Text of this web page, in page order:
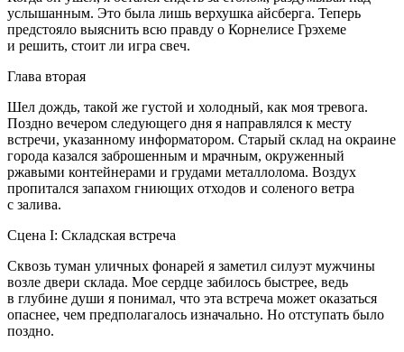
услышанным. Это была лишь верхушка айсберга. Теперь
предстояло выяснить всю правду о Корнелисе Грэхеме
и решить, стоит ли игра свеч.
Глава вторая
Шел дождь, такой же густой и холодный, как моя тревога.
Поздно вечером следующего дня я направлялся к месту
встречи, указанному информатором. Старый склад на окраине
города казался заброшенным и мрачным, окруженный
ржавыми контейнерами и грудами металлолома. Воздух
пропитался запахом гниющих отходов и соленого ветра
с залива.
Сцена I: Складская встреча
Сквозь туман уличных фонарей я заметил силуэт мужчины
возле двери склада. Мое сердце забилось быстрее, ведь
в глубине души я понимал, что эта встреча может оказаться
опаснее, чем предполагалось изначально. Но отступать было
поздно.